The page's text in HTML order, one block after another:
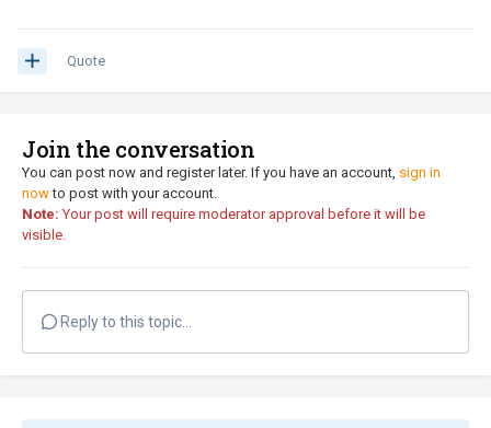
Quote
Join the conversation
You can post now and register later. If you have an account, sign in
nowto post with your account.
Note: Your post will require moderator approval before it will be
visible.
Reply to this topic...